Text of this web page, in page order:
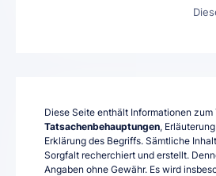
Diese Seite enthält Informationen zum
Tatsachenbehauptungen,
Erklärung des Begriffs. Sämtliche
Sorgfalt recherchiert und erstellt.
Angaben ohne Gewähr. Es wird